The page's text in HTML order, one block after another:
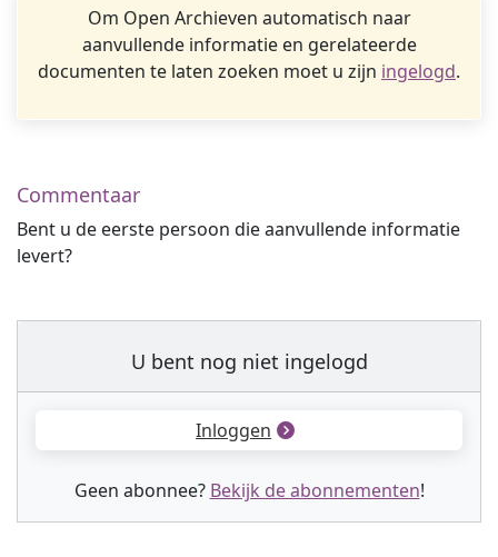
Om Open Archieven automatisch naar
aanvullende informatie en gerelateerde
documenten te laten zoeken moet u zijn ingelogd.
Commentaar
Bent u de eerste persoon die aanvullende informatie
levert?
U bent nog niet ingelogd
Inloggen
Geen abonnee? Bekijk de abonnementen!